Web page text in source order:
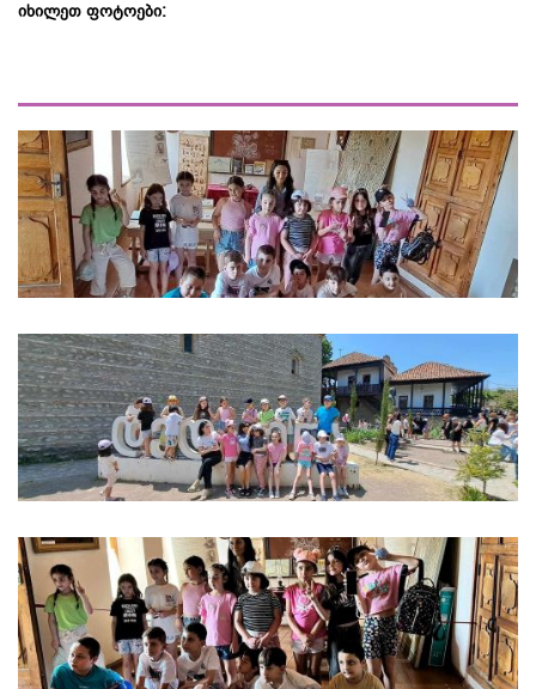
იხილეთ ფოტოები: